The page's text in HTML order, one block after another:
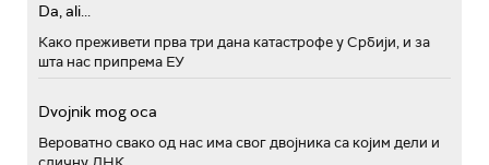
Da, ali...
Како преживети прва три дана катастрофе у Србији, и за
шта нас припрема ЕУ
Dvojnik mog oca
Вероватно свако од нас има свог двојника са којим дели и